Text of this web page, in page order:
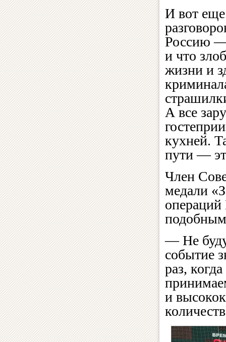
И вот
Россию —
и что
жизни и
А все
кухней.
пути —
Член
медали
— Не
событие
раз,
и